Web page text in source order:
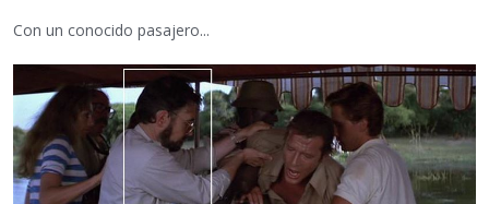
Con un conocido pasajero...